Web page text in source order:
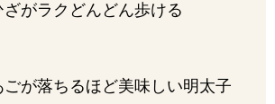
ざがラク どんどん歩ける
ごが落ちるほど美味しい明太子